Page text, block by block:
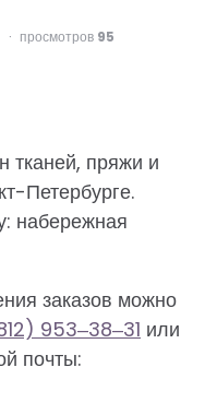
просмотров 95
тканей, пряжи и
Петербурге.
набережная
заказов можно
953‒38‒31 или
почты: